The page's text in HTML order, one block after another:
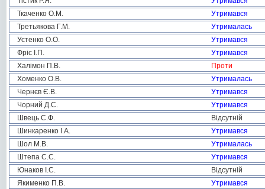
Ткаченко О.М.
Утримався
Третьякова Г.М.
Утрималась
Устенко О.О.
Утримався
Фріс І.П.
Утримався
Халімон П.В.
Проти
Хоменко О.В.
Утрималась
Чернєв Є.В.
Утримався
Чорний Д.С.
Утримався
Швець С.Ф.
Відсутній
Шинкаренко І.А.
Утримався
Шол М.В.
Утрималась
Штепа С.С.
Утримався
Юнаков І.С.
Відсутній
Якименко П.В.
Утримався